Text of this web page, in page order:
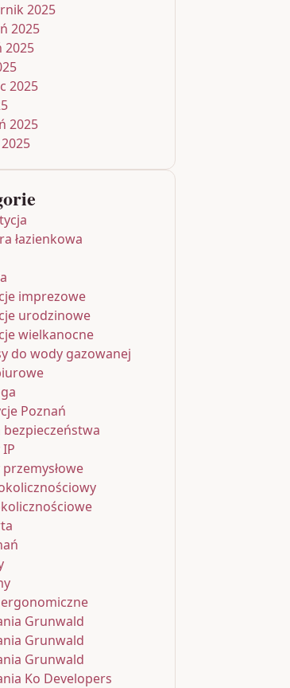
2025
2025
2025
2025
2025
łazienkowa
imprezowe
urodzinowe
wielkanocne
do wody gazowanej
Poznań
bezpieczeństwa
ergonomiczne
Grunwald
Grunwald
Grunwald
Ko Developers